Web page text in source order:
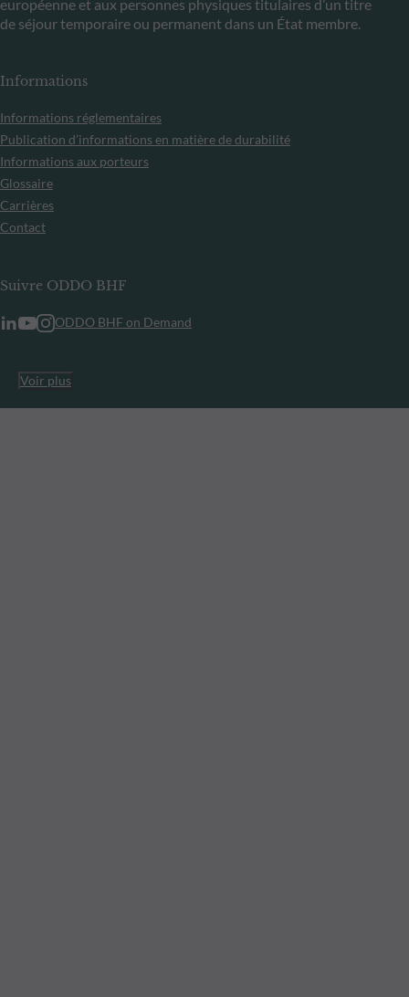
européenne et aux personnes physiques titulaires d’un titre
de séjour temporaire ou permanent dans un État membre.
Informations
Informations réglementaires
Publication d’informations en matière de durabilité
Informations aux porteurs
Glossaire
Carrières
Contact
Suivre ODDO BHF
ODDO BHF on Demand
Voir plus